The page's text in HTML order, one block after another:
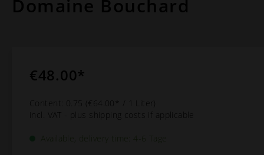
Domaine Bouchard
€48.00*
Content: 0.75
(€64.00* / 1 Liter)
incl. VAT - plus shipping costs if applicable
Available, delivery time: 4-6 Tage